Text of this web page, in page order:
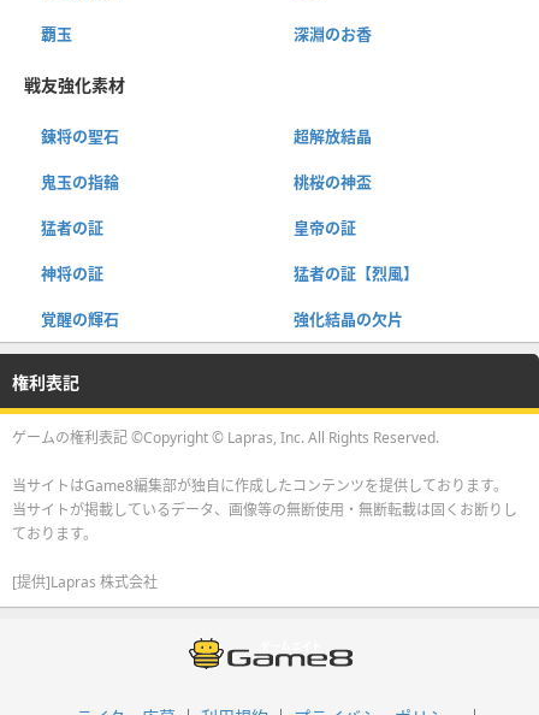
覇玉 深淵のお香
戦友強化素材
錬将の聖石 超解放結晶
鬼玉の指輪 桃桜の神盃
猛者の証 皇帝の証
神将の証 猛者の証【烈風】
覚醒の輝石 強化結晶の欠片
権利表記
ゲームの権利表記 ©Copyright © Lapras, Inc. All Rights Reserved.
当サイトはGame8編集部が独自に作成したコンテンツを提供しております。
当サイトが掲載しているデータ、画像等の無断使用・無断転載は固くお断りし
ております。
[提供]Lapras 株式会社